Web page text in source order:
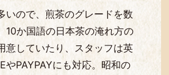
いので、煎茶のグレードを数
10か国語の日本茶の淹れ方の
意していたり、スタッフは英
やPAYPAYにも対応。昭和の